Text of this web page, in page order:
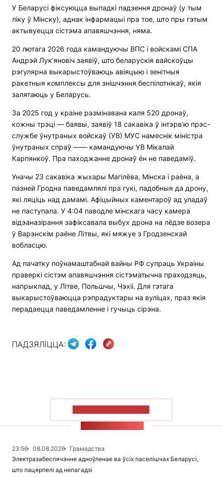
У Беларусі фіксуюцца выпадкі падзення дронаў (у тым
ліку ў Мінску), аднак інфармацыі пра тое, што пры гэтым
актывуецца сістэма апавяшчэння, няма.
20 лютага 2026 года камандуючы ВПС і войскамі СПА
Андрэй Лук’яновіч заявіў, што беларускія вайскоўцы
рэгулярна выкарыстоўваюць авіяцыю і зенітныя
ракетныя комплексы для знішчэння беспілотнікаў, якія
залятаюць у Беларусь.
За 2025 год у краіне размінавана каля 520 дронаў,
кожны трэці — баявы, заявіў 18 сакавіка ў інтэрв’ю прэс-
службе ўнутраных войскаў (УВ) МУС намеснік міністра
ўнутраных спраў —— камандуючы УВ Мікалай
Карпянкоў. Пра паходжанне дронаў ён не паведаміў.
Уначы 23 сакавіка жыхары Магілёва, Мінска і раёна, а
пазней Гродна паведамлялі пра гукі, падобныя да дрону,
які ляціць над дамамі. Афіцыйных каментароў ад уладаў
не паступала. У 4:04 паводле мінскага часу камера
відэаназірання зафіксавала выбух дрона на лёдзе возера
ў Варэнскім раёне Літвы, які мяжуе з Гродзенскай
вобласцю.
Ад пачатку поўнамаштабнай вайны РФ супраць Украіны
праверкі сістэм апавяшчэння сістэматычна праходзяць,
напрыклад, у Літве, Польшчы, Чэхіі. Для гэтага
выкарыстоўваюцца рэпрадуктары на вуліцах, праз якія
перадаецца паведамленне і гучыць сірэна.
ПАДЗЯЛІЦЦА:
23:56 08.08.2026
Грамадства
Электразабеспячэнне адноўленае ва ўсіх паселішчах Беларусі,
што пацярпелі ад непагадзі